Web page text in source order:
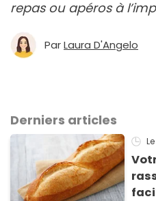
repas ou apéros à
ParLaura D'Angelo
Derniers articles